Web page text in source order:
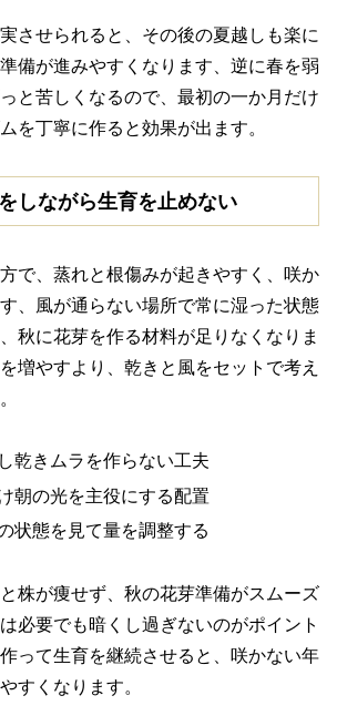
させられると、その後の夏越しも楽に
備が進みやすくなります、逆に春を弱
と苦しくなるので、最初の一か月だけ
を丁寧に作ると効果が出ます。
しながら生育を止めない
で、蒸れと根傷みが起きやすく、咲か
、風が通らない場所で常に湿った状態
秋に花芽を作る材料が足りなくなりま
増やすより、乾きと風をセットで考え
乾きムラを作らない工夫
朝の光を主役にする配置
状態を見て量を調整する
株が痩せず、秋の花芽準備がスムーズ
必要でも暗くし過ぎないのがポイント
って生育を継続させると、咲かない年
すくなります。